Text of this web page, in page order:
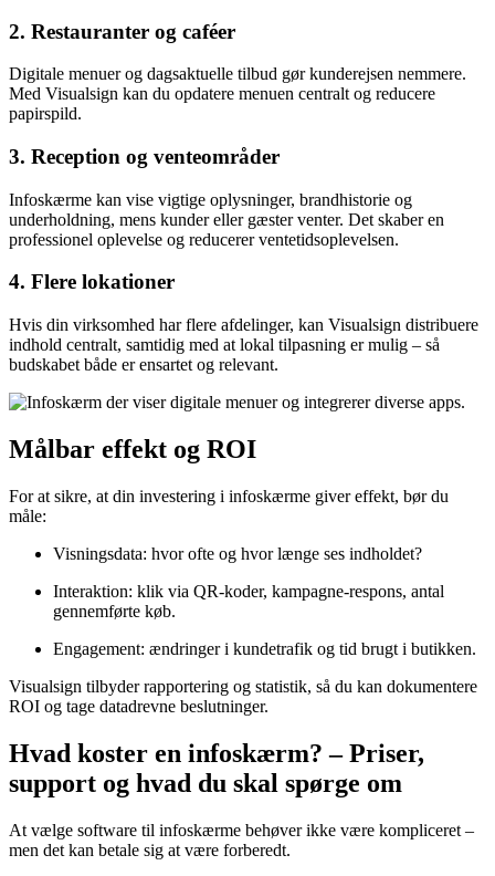
2. Restauranter og caféer
Digitale menuer og dagsaktuelle tilbud gør kunderejsen nemmere.
Med Visualsign kan du opdatere menuen centralt og reducere
papirspild.
3. Reception og venteområder
Infoskærme kan vise vigtige oplysninger, brandhistorie og
underholdning, mens kunder eller gæster venter. Det skaber en
professionel oplevelse og reducerer ventetids­oplevelsen.
4. Flere lokationer
Hvis din virksomhed har flere afdelinger, kan Visualsign distribuere
indhold centralt, samtidig med at lokal tilpasning er mulig – så
budskabet både er ensartet og relevant.
Målbar effekt og ROI
For at sikre, at din investering i infoskærme giver effekt, bør du
måle:
Visningsdata: hvor ofte og hvor længe ses indholdet?
Interaktion: klik via QR-koder, kampagne-respons, antal
gennemførte køb.
Engagement: ændringer i kundetrafik og tid brugt i butikken.
Visualsign tilbyder rapportering og statistik, så du kan dokumentere
ROI og tage datadrevne beslutninger.
Hvad koster en infoskærm? – Priser,
support og hvad du skal spørge om
At vælge software til infoskærme behøver ikke være kompliceret –
men det kan betale sig at være forberedt.